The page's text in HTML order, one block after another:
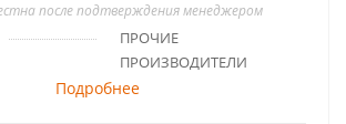
после подтверждения менеджером
ПРОЧИЕ
ПРОИЗВОДИТЕЛИ
Подробнее